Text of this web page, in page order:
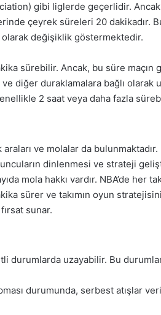
gibi liglerde geçerlidir.
çeyrek süreleri 20 dakikadır.
değişiklik göstermektedir.
sürebilir. Ancak, bu süre
diğer duraklamalara bağlı olarak
2 saat veya daha fazla
araları ve molalar da
dinlenmesi ve strateji
mola hakkı vardır. NBA’de her
sürer ve takımın oyun
sunar.
durumlarda uzayabilir. Bu
durumunda, serbest atışlar